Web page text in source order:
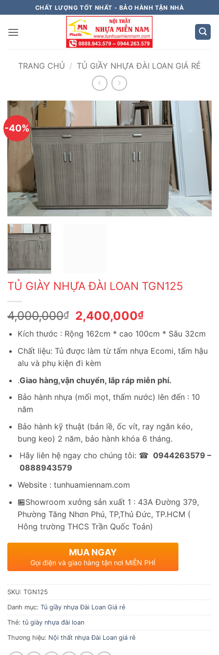
qua
nội
CHẤT LƯỢNG TỐT NHẤT - BẢO HÀNH TẬN NHÀ
TRANG CHỦ / TỦ GIẦY NHỰA ĐÀI LOAN GIÁ RẺ
-40%
TỦ GIÀY NHỰA ĐÀI LOAN TGN125
4,000,000₫
Giá
gốc
là:
4,000,000₫.
2,400,000₫Giá
hiện
tại
là:
Kích thước : Rộng 162cm * cao 100cm * Sâu 32cm
Chất liệu: Tủ được làm từ tấm nhựa Ecomi, tấm hậu
alu và phụ kiện đi kèm
.Giao hàng,vận chuyển, lắp ráp miễn phí.
Bảo hành nhựa (mối mọt, thấm nước) lên đến : 10
năm
Bảo hành kỹ thuật (bản lề, ốc vít, ray ngăn kéo,
bung keo) 2 năm, bảo hành khóa 6 tháng.
Hãy liên hệ ngay cho chúng tôi: ☎ 0944263579 –
0888943579
Website : tunhuamiennam.com
🏪Showroom xưởng sản xuất 1 : 43A Đường 379,
Phường Tăng Nhơn Phú, TP,Thủ Đức, TP.HCM (
Hông trường THCS Trần Quốc Toản)
MUA NGAY
Gọi điện và giao hàng tận nơi MIỄN PHÍ
SKU: TGN125
Danh mục: Tủ giầy nhựa Đài Loan Giá rẻ
Thẻ: tủ giày nhựa đài loan
Thương hiệu: Nội thất nhựa Đài Loan giá rẻ